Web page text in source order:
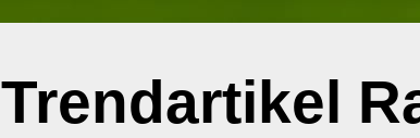
Trendartikel